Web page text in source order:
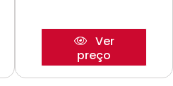
Ver
preço